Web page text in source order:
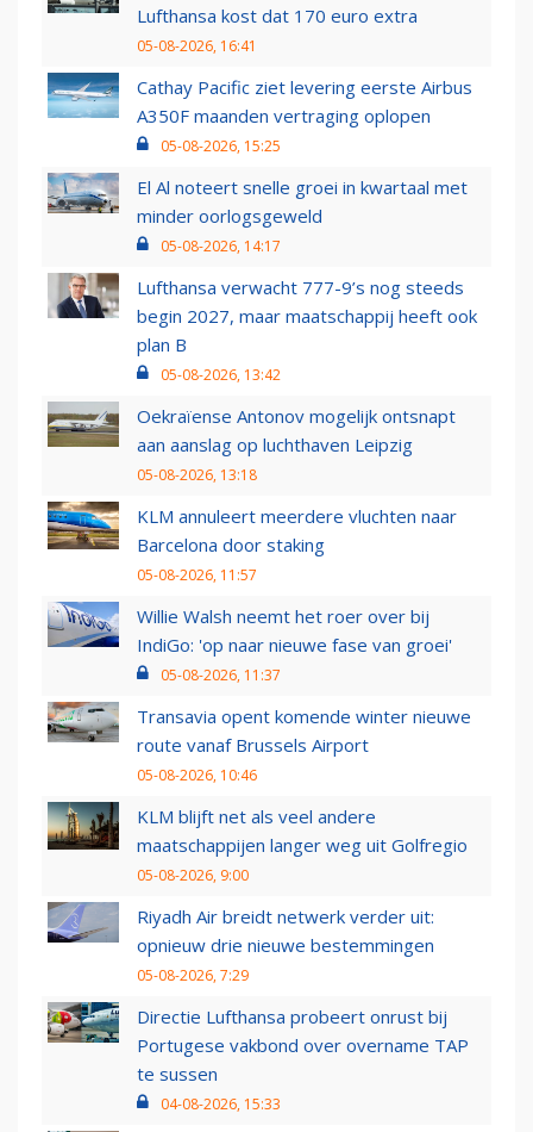
Lufthansa kost dat 170 euro extra
05-08-2026, 16:41
Cathay Pacific ziet levering eerste Airbus
A350F maanden vertraging oplopen
05-08-2026, 15:25
El Al noteert snelle groei in kwartaal met
minder oorlogsgeweld
05-08-2026, 14:17
Lufthansa verwacht 777-9’s nog steeds
begin 2027, maar maatschappij heeft ook
plan B
05-08-2026, 13:42
Oekraïense Antonov mogelijk ontsnapt
aan aanslag op luchthaven Leipzig
05-08-2026, 13:18
KLM annuleert meerdere vluchten naar
Barcelona door staking
05-08-2026, 11:57
Willie Walsh neemt het roer over bij
IndiGo: 'op naar nieuwe fase van groei'
05-08-2026, 11:37
Transavia opent komende winter nieuwe
route vanaf Brussels Airport
05-08-2026, 10:46
KLM blijft net als veel andere
maatschappijen langer weg uit Golfregio
05-08-2026, 9:00
Riyadh Air breidt netwerk verder uit:
opnieuw drie nieuwe bestemmingen
05-08-2026, 7:29
Directie Lufthansa probeert onrust bij
Portugese vakbond over overname TAP
te sussen
04-08-2026, 15:33